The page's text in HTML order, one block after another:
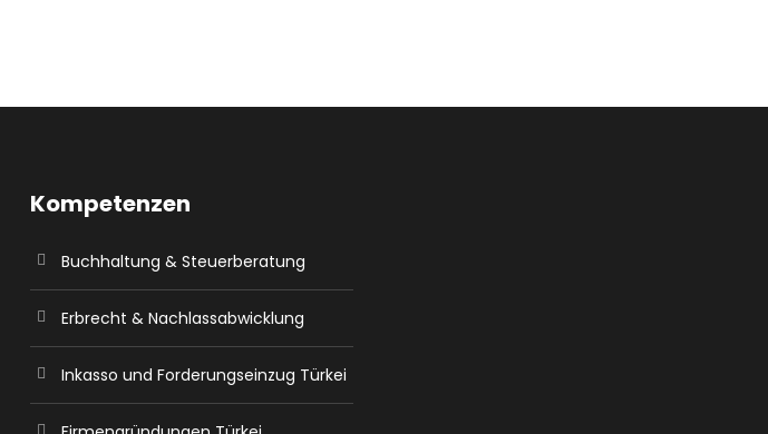
Kompetenzen
Buchhaltung & Steuerberatung
Erbrecht & Nachlassabwicklung
Inkasso und Forderungseinzug Türkei